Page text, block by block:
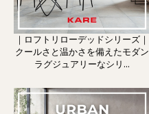
｜ロフトリローデッドシリーズ｜
クールさと温かさを備えたモダン
ラグジュアリーなシリ...